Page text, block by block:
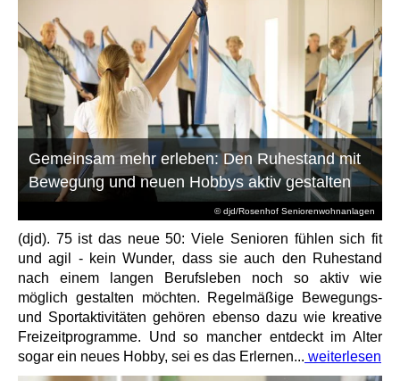
© djd/Rosenhof Seniorenwohnanlagen
Gemeinsam mehr erleben: Den Ruhestand mit
Bewegung und neuen Hobbys aktiv gestalten
(djd). 75 ist das neue 50: Viele Senioren fühlen sich fit
und agil - kein Wunder, dass sie auch den Ruhestand
nach einem langen Berufsleben noch so aktiv wie
möglich gestalten möchten. Regelmäßige Bewegungs-
und Sportaktivitäten gehören ebenso dazu wie kreative
Freizeitprogramme. Und so mancher entdeckt im Alter
sogar ein neues Hobby, sei es das Erlernen... weiterlesen